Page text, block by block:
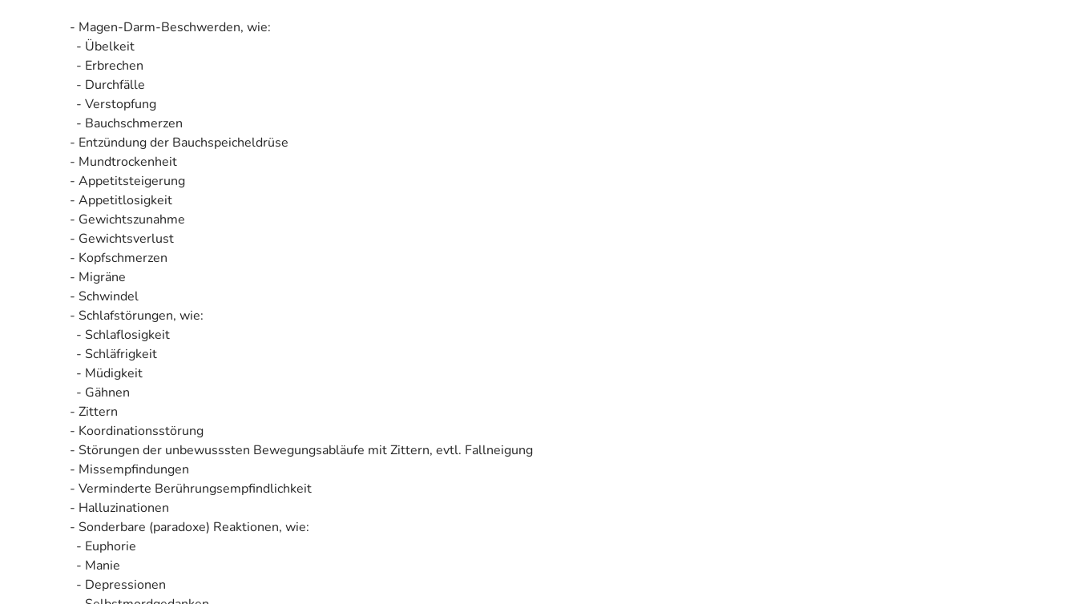
- Magen-Darm-Beschwerden, wie:
- Übelkeit
- Erbrechen
- Durchfälle
- Verstopfung
- Bauchschmerzen
- Entzündung der Bauchspeicheldrüse
- Mundtrockenheit
- Appetitsteigerung
- Appetitlosigkeit
- Gewichtszunahme
- Gewichtsverlust
- Kopfschmerzen
- Migräne
- Schwindel
- Schlafstörungen, wie:
- Schlaflosigkeit
- Schläfrigkeit
- Müdigkeit
- Gähnen
- Zittern
- Koordinationsstörung
- Störungen der unbewusssten Bewegungsabläufe mit Zittern, evtl. Fallneigung
- Missempfindungen
- Verminderte Berührungsempfindlichkeit
- Halluzinationen
- Sonderbare (paradoxe) Reaktionen, wie:
- Euphorie
- Manie
- Depressionen